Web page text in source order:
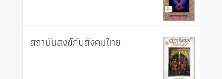
สถาบันสงฆ์กับสังคมไทย